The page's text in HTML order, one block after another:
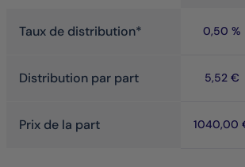
Taux de distribution* 0,50 %
Distribution par part 5,52 €
Prix de la part 1040,00